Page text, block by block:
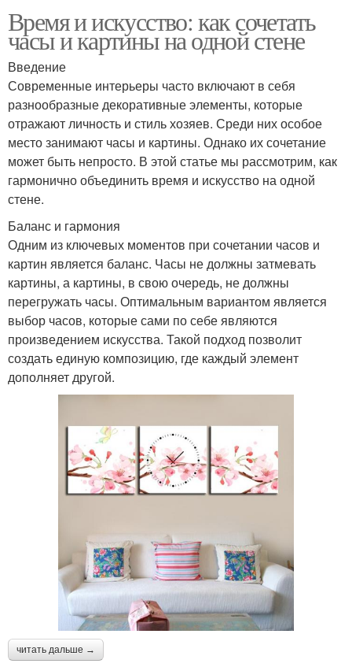
Время и искусство: как сочетать
часы и картины на одной стене
Введение
Современные интерьеры часто включают в себя
разнообразные декоративные элементы, которые
отражают личность и стиль хозяев. Среди них особое
место занимают часы и картины. Однако их сочетание
может быть непросто. В этой статье мы рассмотрим, как
гармонично объединить время и искусство на одной
стене.
Баланс и гармония
Одним из ключевых моментов при сочетании часов и
картин является баланс. Часы не должны затмевать
картины, а картины, в свою очередь, не должны
перегружать часы. Оптимальным вариантом является
выбор часов, которые сами по себе являются
произведением искусства. Такой подход позволит
создать единую композицию, где каждый элемент
дополняет другой.
читать дальше →